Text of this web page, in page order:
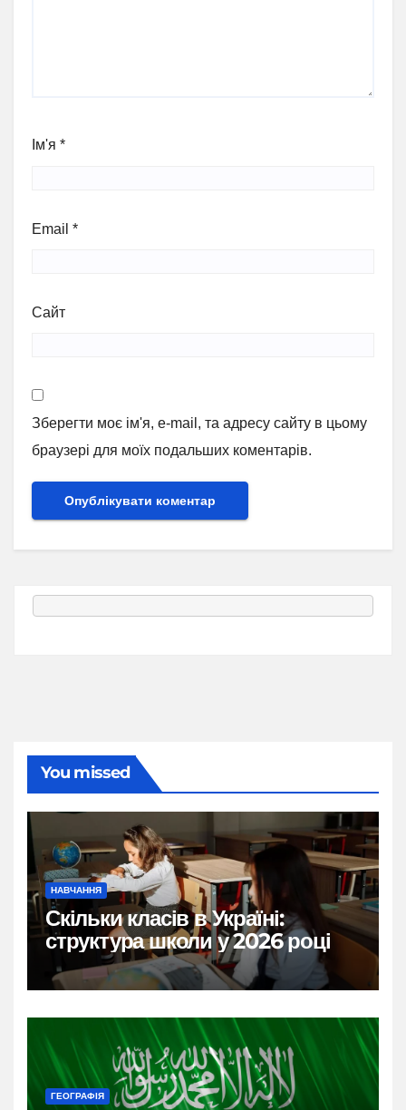
Ім'я *
Email *
Сайт
Зберегти моє ім'я, e-mail, та адресу сайту в цьому
браузері для моїх подальших коментарів.
You missed
НАВЧАННЯ
Скільки класів в Україні:
структура школи у 2026 році
ГЕОГРАФІЯ